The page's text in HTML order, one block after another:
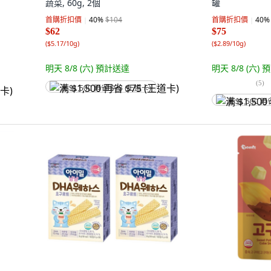
蔬菜, 60g, 2個
首購折扣價 40%$104
$62
($5.17/10g)
明天 8/8 (六) 預計送達
满 $1,500 再省 $75 (王道卡)
罐
首購折扣價 40%
$75
($2.89/10g)
明天 8/8 (六)
(5)
满 $1,500 再